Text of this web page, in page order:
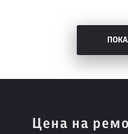
Цена на